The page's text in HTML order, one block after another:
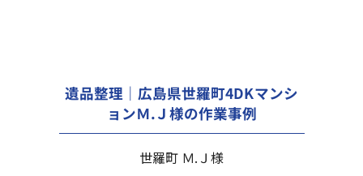
遺品整理｜広島県世羅町4DKマンシ
ョンＭ.Ｊ様の作業事例
世羅町 Ｍ.Ｊ様